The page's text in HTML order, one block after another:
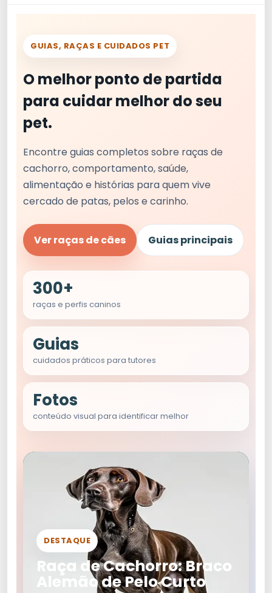
GUIAS, RAÇAS E CUIDADOS PET
O melhor ponto de partida
para cuidar melhor do seu
pet.
Encontre guias completos sobre raças de
cachorro, comportamento, saúde,
alimentação e histórias para quem vive
cercado de patas, pelos e carinho.
Ver raças de cães Guias principais
300+
raças e perfis caninos
Guias
cuidados práticos para tutores
Fotos
conteúdo visual para identificar melhor
DESTAQUE
Raça de Cachorro: Braco
Alemão de Pelo Curto